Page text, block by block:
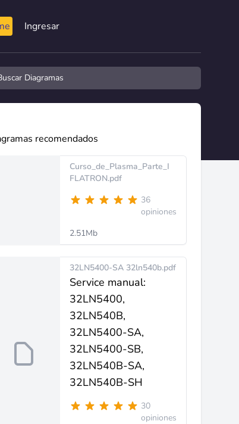
Ingresar
y manuales
recomendados
Curso_de_Plasma_Parte_I
FLATRON.pdf
36
opiniones
2.51Mb
32LN5400-SA 32ln540b.pdf
Service manual:
32LN5400,
32LN540B,
32LN5400-SA,
32LN5400-SB,
32LN540B-SA,
32LN540B-SH
30
opiniones